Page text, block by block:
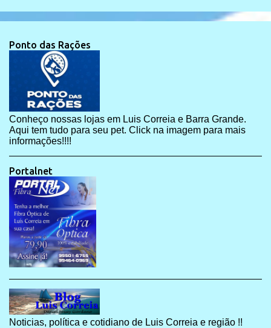
Ponto das Rações
Conheço nossas lojas em Luis Correia e Barra Grande.
Aqui tem tudo para seu pet. Click na imagem para mais
informações!!!!
Portalnet
Noticias, política e cotidiano de Luis Correia e região !!